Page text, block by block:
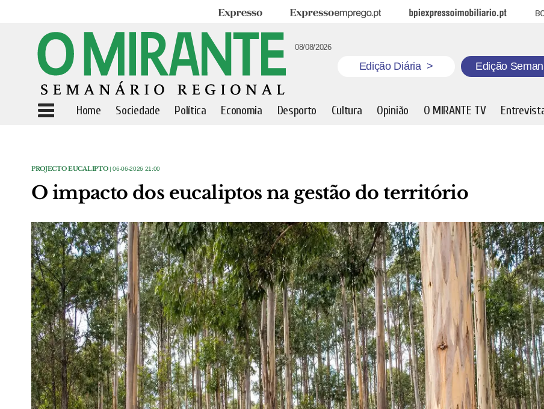
Expresso Expresso Emprego BPI Expresso Imobiliário
08/08/2026
Edição Diária > Edição
Home Sociedade Política Economia Desporto Cultura Opinião O MIRANTE TV
PROJECTO EUCALIPTO| 06-06-2026 21:00
O impacto dos eucaliptos na gestão do território